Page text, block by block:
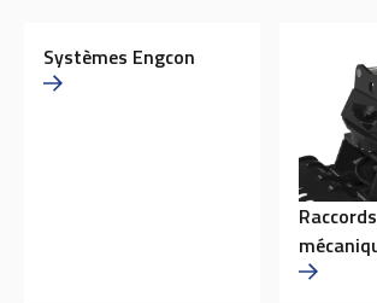
Systèmes Engcon